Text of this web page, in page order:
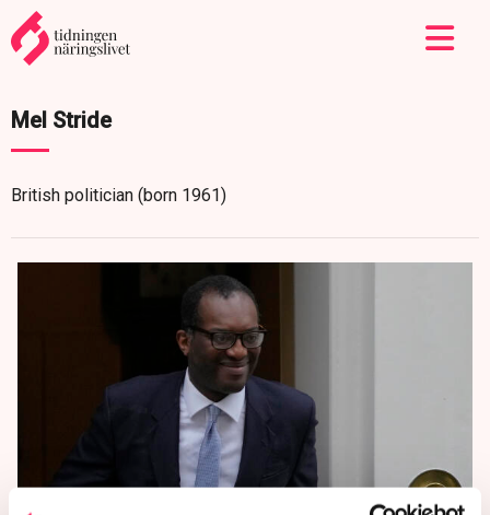
Mel Stride
British politician (born 1961)